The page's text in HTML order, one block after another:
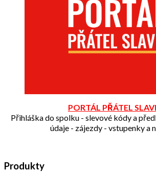
PORTÁL PŘÁTEL
Přihláška do spolku - slevové kódy a
údaje - zájezdy - vstupenky a
Produkty